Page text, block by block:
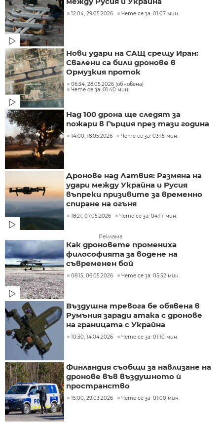
12:04, 29.05.2026 Чете се за: 01:07 мин.
Нови удари на САЩ срещу Иран:
Свалени са били дронове в
Ормузкия проток
06:34, 28.05.2026 (обновена)
Чете се за: 01:40 мин.
Над 100 дрона ще следят за
пожари в Гърция през тази година
14:00, 18.05.2026 Чете се за: 03:15 мин.
Дронове над Латвия: Размяна на
удари между Украйна и Русия
въпреки призивите за временно
спиране на огъня
18:21, 07.05.2026 Чете се за: 04:17 мин.
Реклама
Как дроновете промениха
философията за водене на
съвременен бой
08:15, 06.05.2026 Чете се за: 05:52 мин.
Въздушна тревога бе обявена в
Румъния заради атака с дронове
на границата с Украйна
10:30, 14.04.2026 Чете се за: 01:10 мин.
Финландия съобщи за навлизане на
дронове във въздушното ѝ
пространство
15:00, 29.03.2026 Чете се за: 01:00 мин.